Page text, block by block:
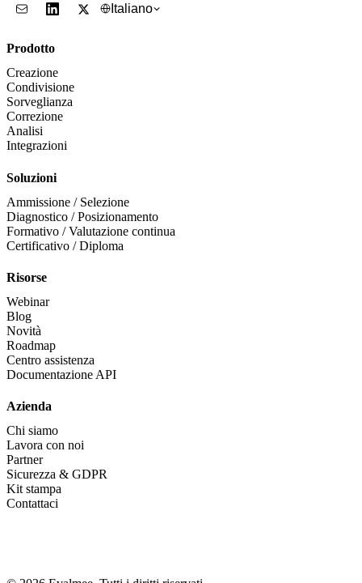
Italiano
Prodotto
Creazione
Condivisione
Sorveglianza
Correzione
Analisi
Integrazioni
Soluzioni
Ammissione / Selezione
Diagnostico / Posizionamento
Formativo / Valutazione continua
Certificativo / Diploma
Risorse
Webinar
Blog
Novità
Roadmap
Centro assistenza
Documentazione API
Azienda
Chi siamo
Lavora con noi
Partner
Sicurezza & GDPR
Kit stampa
Contattaci